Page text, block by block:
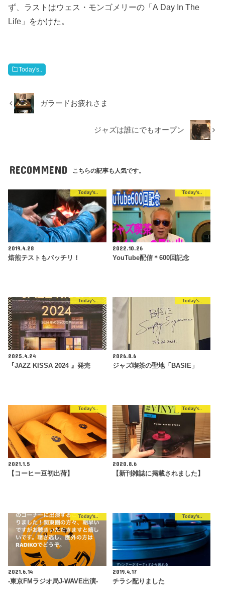
ず、ラストはウェス・モンゴメリーの「A Day In The
Life」をかけた。
Today's..
ガラードお疲れさま
ジャズは誰にでもオープン
RECOMMEND こちらの記事も人気です。
Today's..
2019.4.28
焙煎テストもバッチリ！
Today's..
2022.10.26
YouTube配信＊600回記念
Today's..
2025.4.24
『JAZZ KISSA 2024 』発売
Today's..
2026.8.6
ジャズ喫茶の聖地「BASIE」
Today's..
2021.1.5
【コーヒー豆初出荷】
Today's..
2020.8.6
【新刊雑誌に掲載されました】
Today's..
2021.6.14
-東京FMラジオ局J-WAVE出演-
Today's..
2019.4.17
チラシ配りました